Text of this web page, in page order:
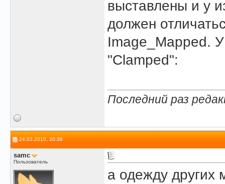
выставлены и у
должен
Image_Mapped.
"Clamped":
Последний раз
24.03.2010, 20:38
samc
Пользователь
а одежду других